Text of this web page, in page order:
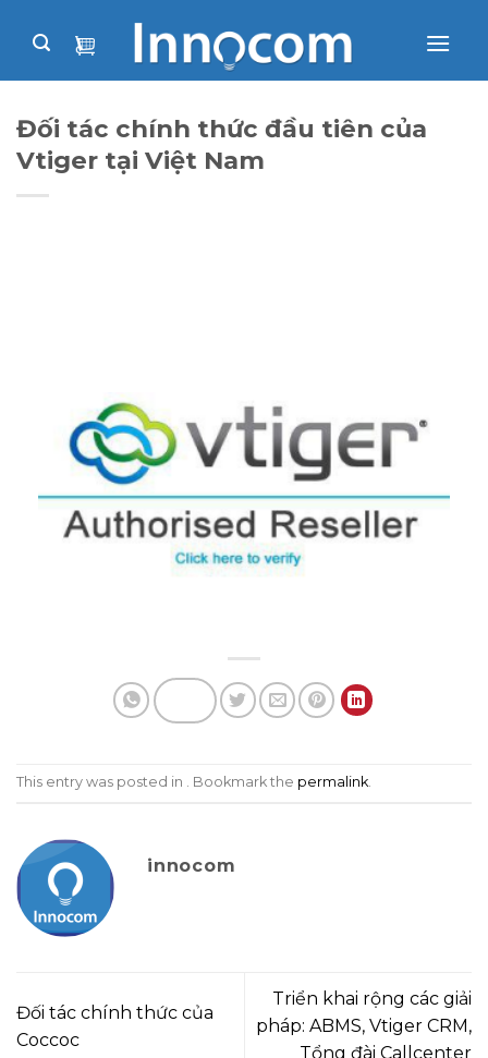
Đối tác chính thức đầu tiên của
Vtiger tại Việt Nam
This entry was posted in . Bookmark the permalink.
innocom
Đối tác chính thức của
Coccoc
Triển khai rộng các giải
pháp: ABMS, Vtiger CRM,
Tổng đài Callcenter